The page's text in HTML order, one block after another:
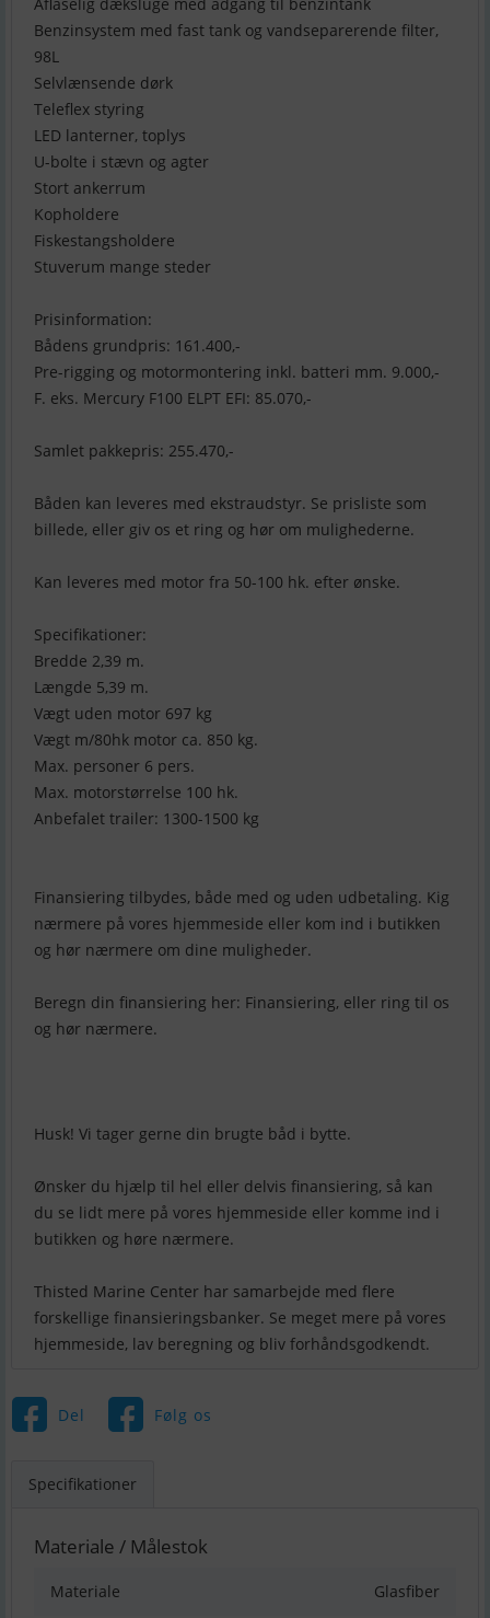
Aflåselig dæksluge med adgang til benzintank
Benzinsystem med fast tank og vandseparerende filter,
98L
Selvlænsende dørk
Teleflex styring
LED lanterner, toplys
U-bolte i stævn og agter
Stort ankerrum
Kopholdere
Fiskestangsholdere
Stuverum mange steder
Prisinformation:
Bådens grundpris: 161.400,-
Pre-rigging og motormontering inkl. batteri mm. 9.000,-
F. eks. Mercury F100 ELPT EFI: 85.070,-
Samlet pakkepris: 255.470,-
Båden kan leveres med ekstraudstyr. Se prisliste som
billede, eller giv os et ring og hør om mulighederne.
Kan leveres med motor fra 50-100 hk. efter ønske.
Specifikationer:
Bredde 2,39 m.
Længde 5,39 m.
Vægt uden motor 697 kg
Vægt m/80hk motor ca. 850 kg.
Max. personer 6 pers.
Max. motorstørrelse 100 hk.
Anbefalet trailer: 1300-1500 kg
Finansiering tilbydes, både med og uden udbetaling. Kig
nærmere på vores hjemmeside eller kom ind i butikken
og hør nærmere om dine muligheder.
Beregn din finansiering her: Finansiering, eller ring til os
og hør nærmere.
Husk! Vi tager gerne din brugte båd i bytte.
Ønsker du hjælp til hel eller delvis finansiering, så kan
du se lidt mere på vores hjemmeside eller komme ind i
butikken og høre nærmere.
Thisted Marine Center har samarbejde med flere
forskellige finansieringsbanker. Se meget mere på vores
hjemmeside, lav beregning og bliv forhåndsgodkendt.
Del Følg os
Specifikationer
Materiale / Målestok
Materiale Glasfiber